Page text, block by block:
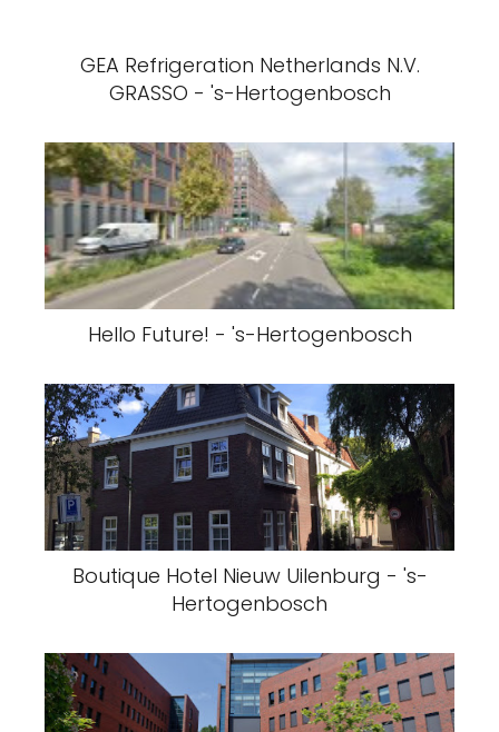
GEA Refrigeration Netherlands N.V.
GRASSO - 's-Hertogenbosch
Hello Future! - 's-Hertogenbosch
Boutique Hotel Nieuw Uilenburg - 's-
Hertogenbosch